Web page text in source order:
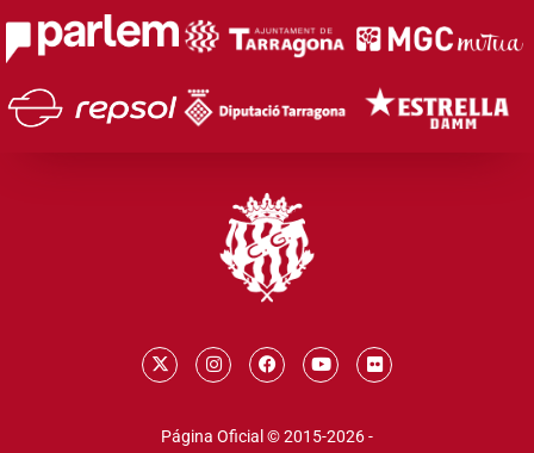
Página Oficial © 2015-2026 -